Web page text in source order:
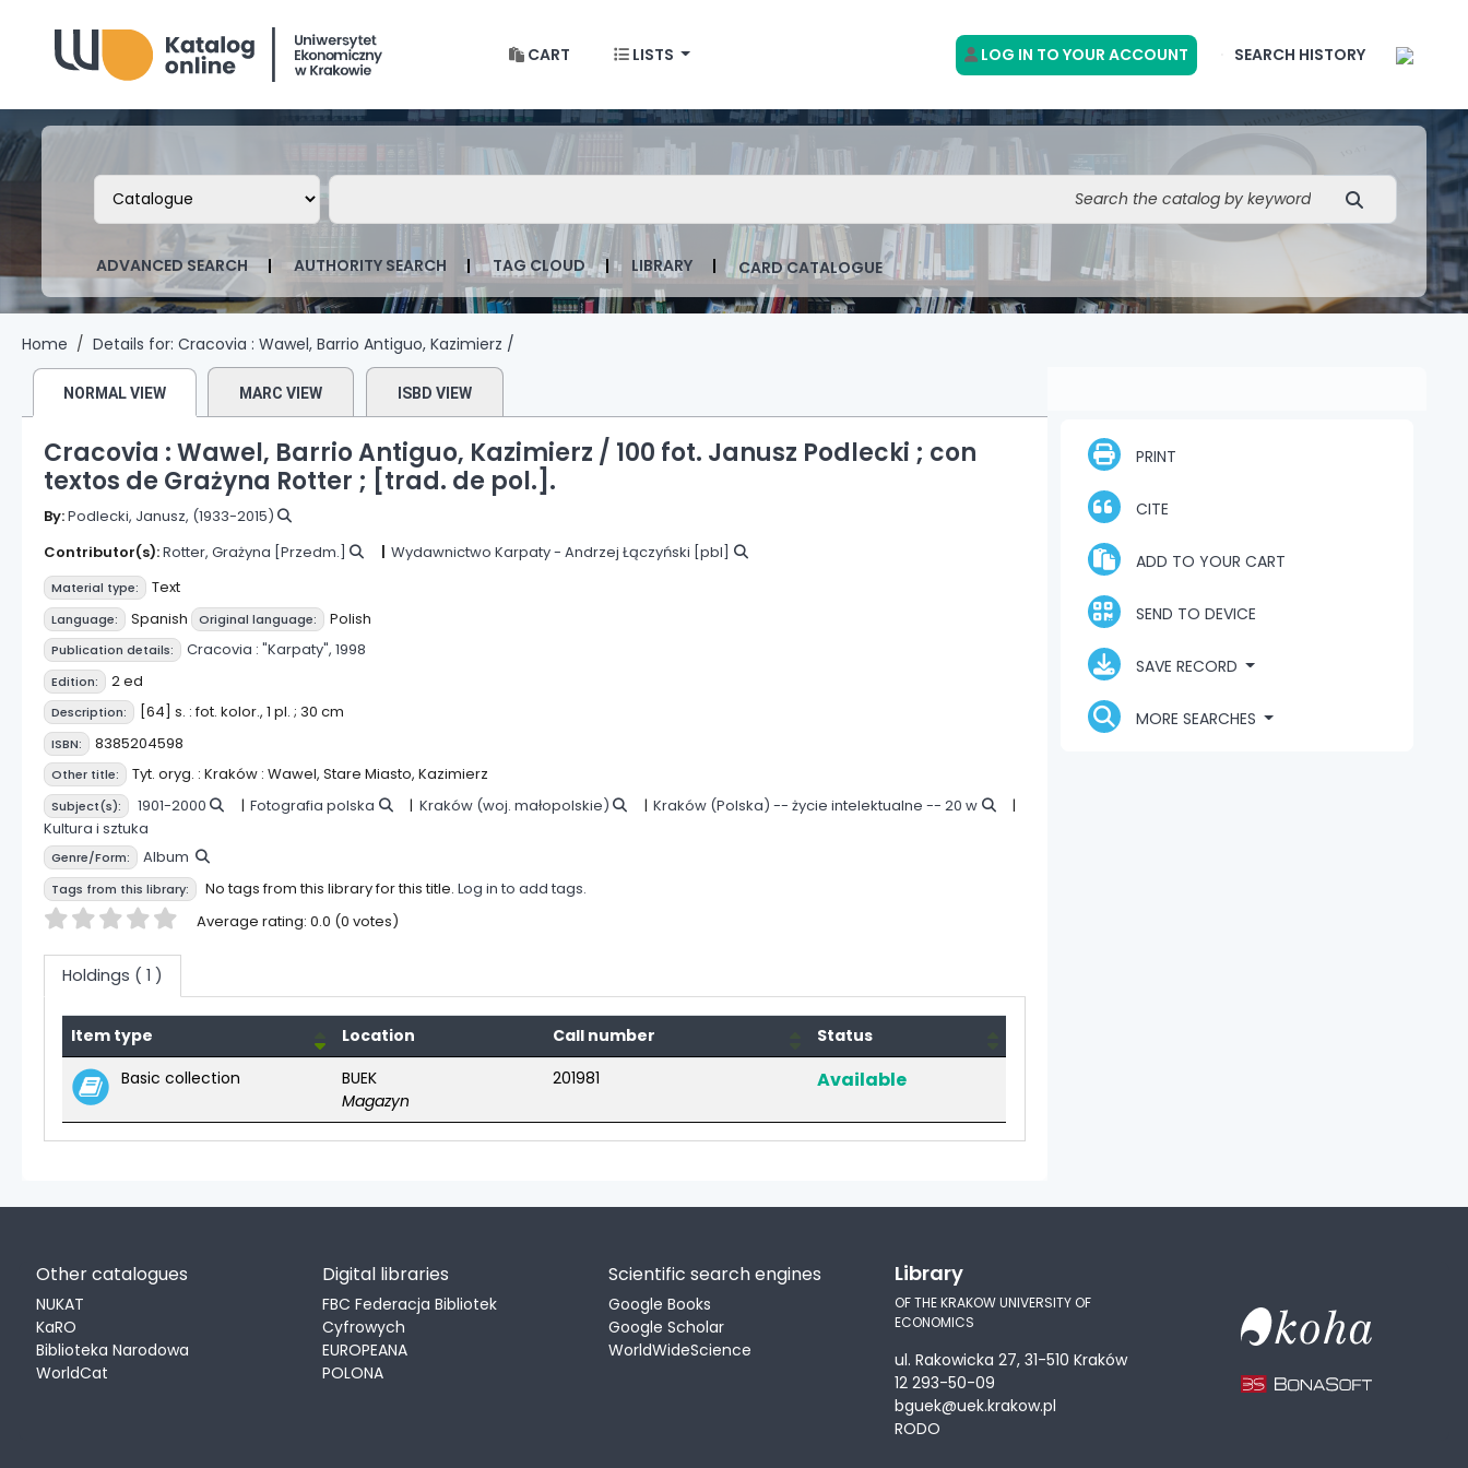
Biblioteka Uniwersytetu Ekonomicznego w Krakowie
CART LISTS LOG IN TO YOUR ACCOUNT SEARCH HISTORY
Search the catalog by: Search the catalog by keyword
ADVANCED SEARCH AUTHORITY SEARCH TAG CLOUD LIBRARY CARD CATALOGUE
Home Details for: Cracovia : Wawel, Barrio Antiguo, Kazimierz /
NORMAL VIEW MARC VIEW ISBD VIEW
Cracovia : Wawel, Barrio Antiguo, Kazimierz / 100 fot. Janusz Podlecki ; con
textos de Grażyna Rotter ; [trad. de pol.].
By:Podlecki, Janusz, (1933-2015)
Contributor(s):Rotter, Grażyna [Przedm.] Wydawnictwo Karpaty - Andrzej Łączyński [pbl]
Material type: Text
Language: Spanish Original language: Polish
Publication details: Cracovia : "Karpaty", 1998
Edition: 2 ed
Description: [64] s. : fot. kolor., 1 pl. ; 30 cm
ISBN: 8385204598
Other title: Tyt. oryg. : Kraków : Wawel, Stare Miasto, Kazimierz
Subject(s): 1901-2000 Fotografia polska Kraków (woj. małopolskie)
Kraków (Polska) -- życie intelektualne -- 20 w
Kultura i sztuka
Genre/Form: Album
Tags from this library: No tags from this library for this title. Log in to add tags.
Star ratings Average rating: 0.0 (0 votes)
Holdings ( 1 )
Holdings
Item type Location Call number
Status
Basic collection
BUEK
Magazyn
201981 Available
PRINT
CITE
ADD TO YOUR CART
SEND TO DEVICE
SAVE RECORD
MORE SEARCHES
Other catalogues
NUKAT
KaRO
Biblioteka Narodowa
WorldCat
Digital libraries
FBC Federacja Bibliotek
Cyfrowych
EUROPEANA
POLONA
Scientific search engines
Google Books
Google Scholar
WorldWideScience
Library
OF THE KRAKOW UNIVERSITY OF
ECONOMICS
ul. Rakowicka 27, 31-510 Kraków
12 293-50-09
bguek@uek.krakow.pl
RODO